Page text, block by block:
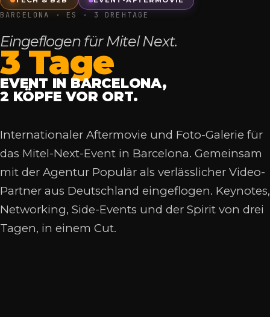
BARCELONA · ES · 3 DREHTAGE
Eingeflogen für Mitel Next.
3 Tage
EVENT IN BARCELONA,
2 KÖPFE VOR ORT.
Internationaler Aftermovie und Foto-Galerie für
das Mitel-Next-Event in Barcelona. Gemeinsam
mit der Agentur Populär als verlässlicher Video-
Partner aus Deutschland eingeflogen. Keynotes,
Networking, Side-Events und der Spirit von drei
Tagen, in einem Cut.